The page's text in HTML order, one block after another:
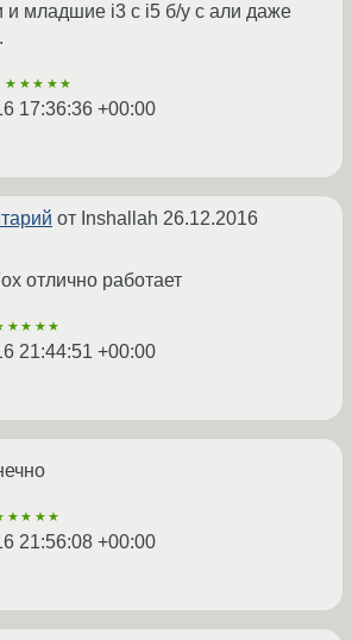
и младшие i3 с i5 б/у с али даже
★★★★★
17:36:36 +00:00
от Inshallah 26.12.2016
отлично работает
21:44:51 +00:00
21:56:08 +00:00